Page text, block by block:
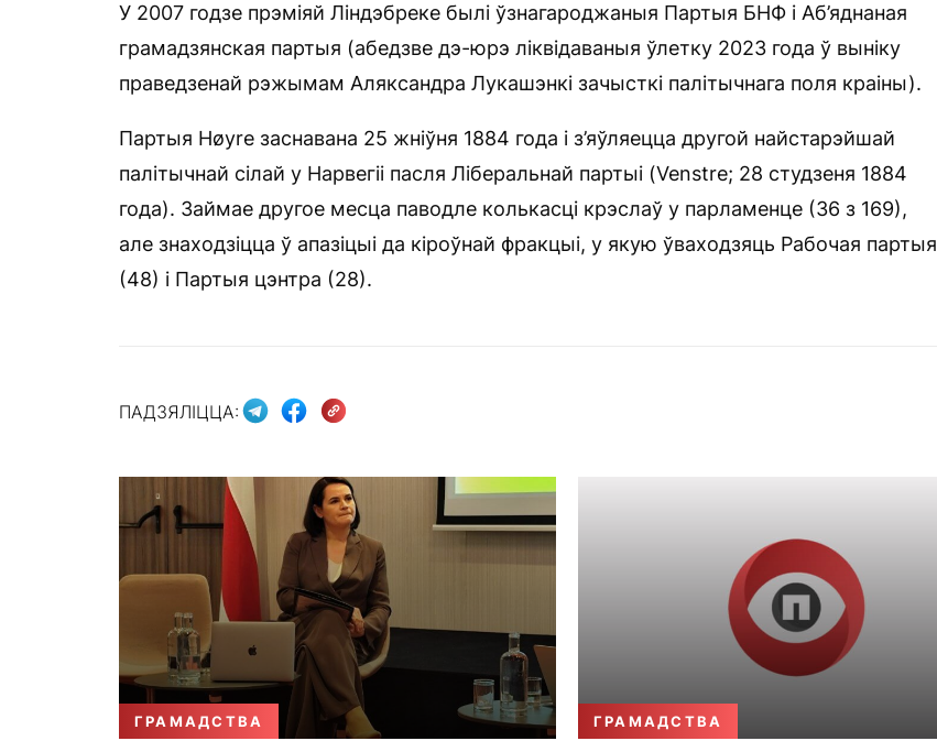
У 2007 годзе прэміяй Ліндэбреке былі ўзнагароджаныя Партыя БНФ і Аб’яднаная
грамадзянская партыя (абедзве дэ-юрэ ліквідаваныя ўлетку 2023 года ў выніку
праведзенай рэжымам Аляксандра Лукашэнкі зачысткі палітычнага поля краіны).
Партыя Høyre заснавана 25 жніўня 1884 года і з’яўляецца другой найстарэйшай
палітычнай сілай у Нарвегіі пасля Ліберальнай партыі (Venstre; 28 студзеня 1884
года). Займае другое месца паводле колькасці крэслаў у парламенце (36 з 169),
але знаходзіцца ў апазіцыі да кіроўнай фракцыі, у якую ўваходзяць Рабочая партыя
(48) і Партыя цэнтра (28).
ПАДЗЯЛІЦЦА:
ГРАМАДСТВА ГРАМАДСТВА